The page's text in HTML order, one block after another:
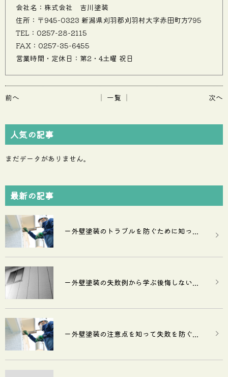
会社名：株式会社 吉川塗装
住所：〒945-0323 新潟県刈羽郡刈羽村大字赤田町方795
TEL：0257-28-2115
FAX：0257-35-6455
営業時間・定休日：第2・4土曜 祝日
前へ 次へ
│ 一覧 │
人気の記事
まだデータがありません。
最新の記事
ー外壁塗装のトラブルを防ぐために知っ...
ー外壁塗装の失敗例から学ぶ後悔しない...
ー外壁塗装の注意点を知って失敗を防ぐ...